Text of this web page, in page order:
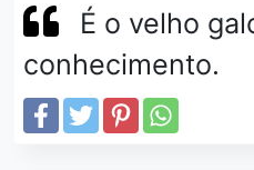
É o velho
conhecimento.